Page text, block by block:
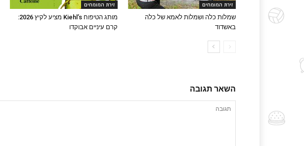
זירת המומחים
שמלות כלה ושמלות לאמא של כלה
באשדוד
זירת המומחים
מותג הטיפוח Kiehl’s מציע לקיץ 2026:
קרם עיניים אבוקדו
השאר תגובה